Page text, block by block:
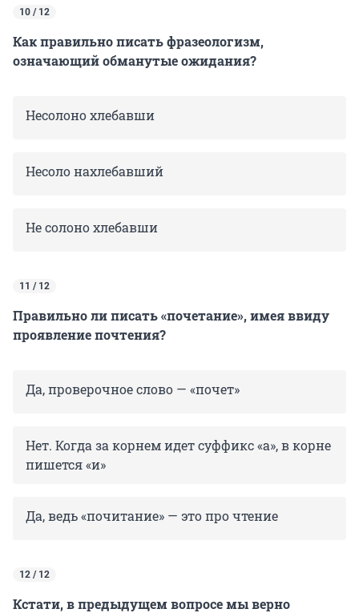
10 / 12
Как правильно писать фразеологизм,
означающий обманутые ожидания?
Несолоно хлебавши
Несоло нахлебавший
Не солоно хлебавши
11 / 12
Правильно ли писать «почетание», имея ввиду
проявление почтения?
Да, проверочное слово — «почет»
Нет. Когда за корнем идет суффикс «а», в корне
пишется «и»
Да, ведь «почитание» — это про чтение
12 / 12
Кстати, в предыдущем вопросе мы верно